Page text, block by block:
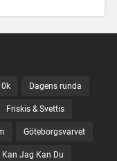
Dagens runda
Friskis & Svettis
Göteborgsvarvet
Kan Jag Kan Du